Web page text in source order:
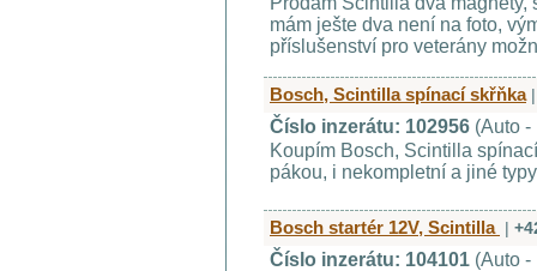
mám ješte dva není na foto,
příslušenství pro veterány
Bosch, Scintilla spínací skřňka |
Číslo inzerátu: 102956 (Auto -
Koupím Bosch, Scintilla
pákou, i nekompletní a jiné
Bosch startér 12V, Scintilla |
Číslo inzerátu: 104101 (Auto -